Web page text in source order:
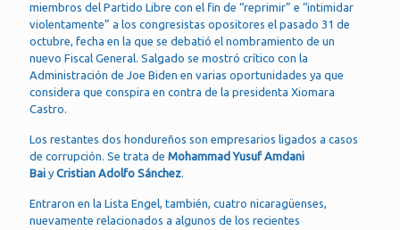
miembros del Partido Libre con el fin de “reprimir” e “intimidar
violentamente” a los congresistas opositores el pasado 31 de
octubre, fecha en la que se debatió el nombramiento de un
nuevo Fiscal General. Salgado se mostró crítico con la
Administración de Joe Biden en varias oportunidades ya que
considera que conspira en contra de la presidenta Xiomara
Castro.
Los restantes dos hondureños son empresarios ligados a casos
de corrupción. Se trata de Mohammad Yusuf Amdani
Bai y Cristian Adolfo Sánchez.
Entraron en la Lista Engel, también, cuatro nicaragüenses,
nuevamente relacionados a algunos de los recientes